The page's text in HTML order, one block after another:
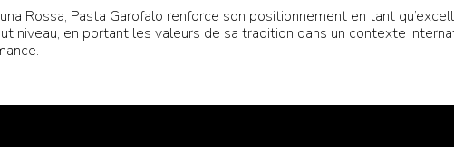
Rossa, Pasta Garofalo renforce son positionnement en tant
niveau, en portant les valeurs de sa tradition dans un contexte